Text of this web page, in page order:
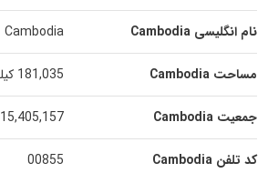
نام انگلیسی Cambodia Cambodia
مساحت Cambodia 181,035 کیلومتر مربع
جمعیت Cambodia 15,405,157 نفر
کد تلفن Cambodia 00855